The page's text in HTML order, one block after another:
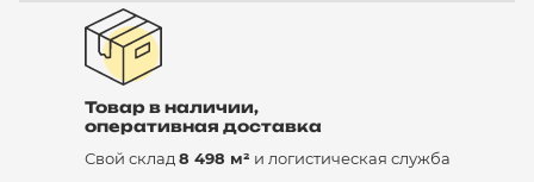
Товар в наличии,
оперативная доставка
Свой склад 8 498 м² и логистическая служба